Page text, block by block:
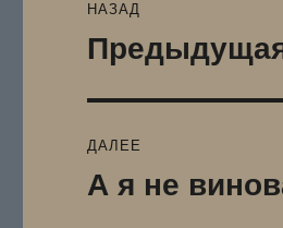
по
НАЗАД
Предыдущая
запись:
ДАЛЕЕ
Следующая
А я не